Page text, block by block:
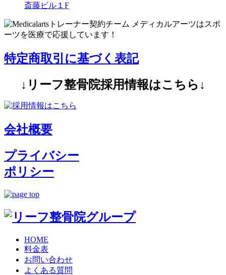
斎藤ビル１F
特定商取引に基づく表記
↓リーフ整骨院採用情報はこちら↓
会社概要
プライバシー
ポリシー
HOME
料金表
お問い合わせ
よくある質問